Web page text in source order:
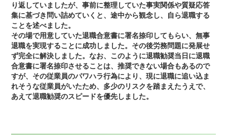
り返していましたが、事前に整理していた事実関係や質疑応答
集に基づき問い詰めていくと、途中から観念し、自ら退職する
ことを述べました。
その場で用意していた退職合意書に署名捺印してもらい、無事
退職を実現することに成功しました。その後労務問題に発展せ
ず完全に解決しました。なお、このように退職勧奨当日に退職
合意書に署名捺印させることは、推奨できない場合もあるので
すが、その従業員のパワハラ行為により、現に退職に追い込ま
れそうな従業員がいたため、多少のリスクを踏まえたうえで、
あえて退職勧奨のスピードを優先しました。